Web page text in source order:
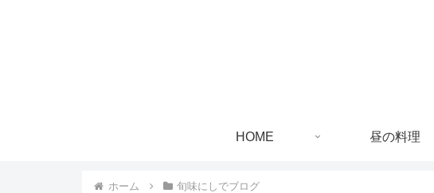
HOME 昼の料理
ホーム 旬味にしでブログ